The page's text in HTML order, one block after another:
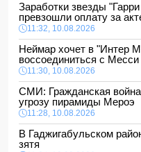
Заработки звезды
превзошли оплату за
11:32, 10.08.2026
Неймар хочет в "Интер
воссоединиться с
11:30, 10.08.2026
СМИ: Гражданская
угрозу пирамиды Мероэ
11:28, 10.08.2026
В Гаджигабульском
зятя